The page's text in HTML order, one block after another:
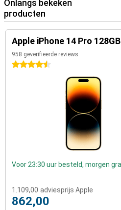
Onlangs bekeken
producten
Apple iPhone 14 Pro
958 geverifieerde reviews
4.5 sterren
Voor 23:30 uur besteld, morgen
1.109,00 adviesprijs Apple
862,00